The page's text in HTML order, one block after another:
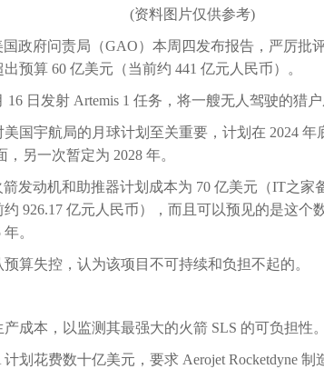
(资料图片仅供参考)
政府问责局（GAO）本周四发布报告，严厉批
出预算 60 亿美元（当前约 441 亿元人民币）。
16 日发射 Artemis 1 任务，将一艘无人驾驶的猎
国宇航局的月球计划至关重要，计划在 2024 年
另一次暂定为 2028 年。
发动机和助推器计划成本为 70 亿美元（IT之家
926.17 亿元人民币），而且可以预见的是这个
。
算失控， 认为该项目不可持续和负担不起的。
成本，以监测其最强大的火箭 SLS 的可负担性。
划花费数十亿美元，要求 Aerojet Rocketdyne